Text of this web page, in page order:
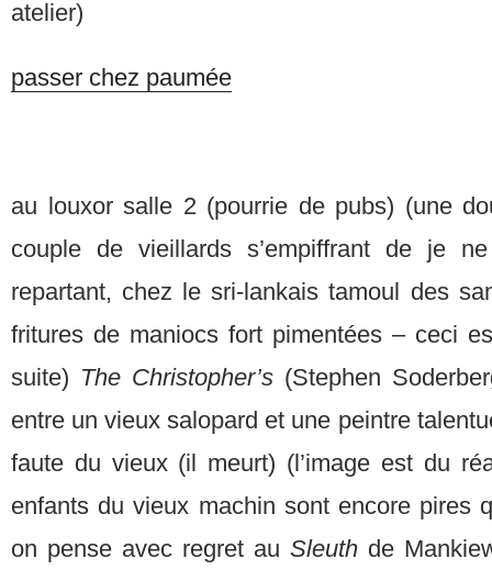
atelier)
passer chez paumée
au louxor salle 2 (pourrie de pubs) (une
couple de vieillards s’empiffrant de je
repartant, chez le sri-lankais tamoul des
fritures de maniocs fort pimentées – ceci
suite) The Christopher’s (Stephen
entre un vieux salopard et une peintre
faute du vieux (il meurt) (l’image est du
enfants du vieux machin sont encore pires
on pense avec regret au Sleuth de